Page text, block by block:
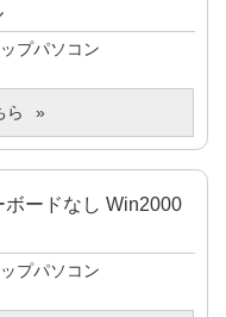
プパソコン
ら
ードなし Win2000
プパソコン